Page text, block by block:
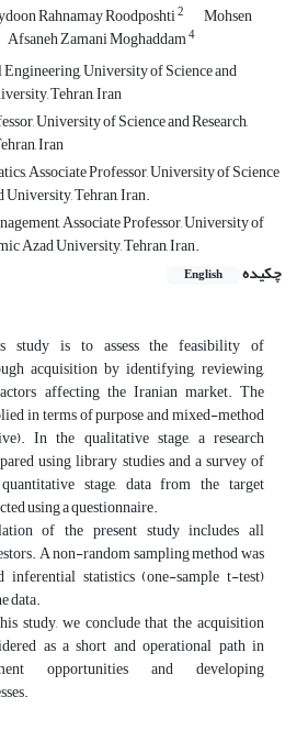
Rahnamay Roodposhti2 Mohsen
Afsaneh Zamani Moghaddam4
University of Science and
Tehran, Iran
University of Science and Research,
Iran
Associate Professor, University of Science
University, Tehran, Iran.
Associate Professor, University of
Azad University, Tehran, Iran.
چکیده
English
study is to assess the feasibility of
acquisition by identifying, reviewing,
affecting the Iranian market. The
in terms of purpose and mixed-method
In the qualitative stage, a research
using library studies and a survey of
stage, data from the target
using a questionnaire.
of the present study includes all
A non-random sampling method was
inferential statistics (one-sample t-test)
data.
study, we conclude that the acquisition
as a short and operational path in
opportunities and developing